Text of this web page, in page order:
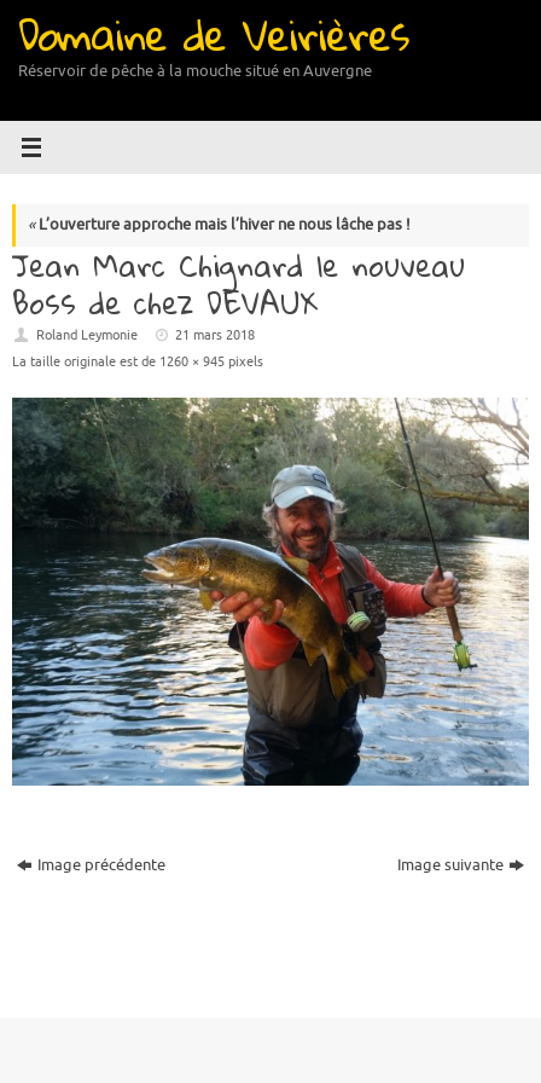
contenu
Domaine de Veirières
Réservoir de pêche à la mouche situé en Auvergne
«L’ouverture approche mais l’hiver ne nous lâche pas !
Jean Marc Chignard le nouveau
Boss de chez DEVAUX
Roland Leymonie
21 mars 2018
La taille originale est de 1260 × 945 pixels
Image précédente Image suivante